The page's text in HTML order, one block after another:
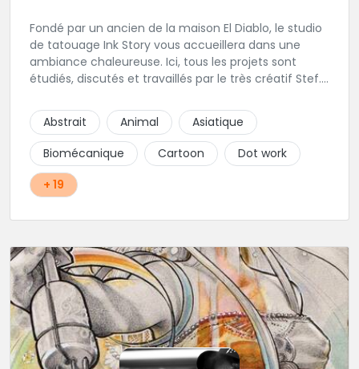
Fondé par un ancien de la maison El Diablo, le studio
de tatouage Ink Story vous accueillera dans une
ambiance chaleureuse. Ici, tous les projets sont
étudiés, discutés et travaillés par le très créatif Stef.
Abstrait
Animal
Asiatique
Biomécanique
Cartoon
Dot work
+ 19